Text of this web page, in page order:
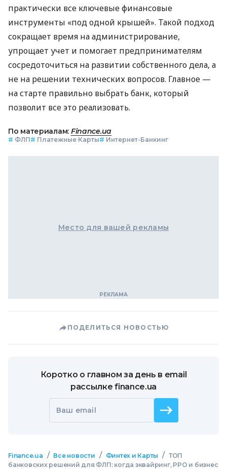
практически все ключевые финансовые
инструменты «под одной крышей». Такой подход
сокращает время на администрирование,
упрощает учет и помогает предпринимателям
сосредоточиться на развитии собственного дела, а
не на решении технических вопросов. Главное —
на старте правильно выбрать банк, который
позволит все это реализовать.
По материалам: Finance.ua
# ФЛП# Платежные Карты# Интернет-Банкинг
Место для вашей рекламы
ПОДЕЛИТЬСЯ НОВОСТЬЮ
Коротко о главном за день в email
рассылке finance.ua
Ваш email
Finance.ua / Все новости / Финтех и Карты / ТОП
банковских решений для ФЛП: когда эквайринг, РРО и бизнес